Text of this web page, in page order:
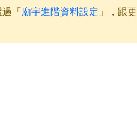
，祈願闔家平安、地方祥和
慈光，共祈平安吉祥
利、闔家平安的殊勝因緣。
守護的虔誠心意
「廟宇進階資料設定 」，跟